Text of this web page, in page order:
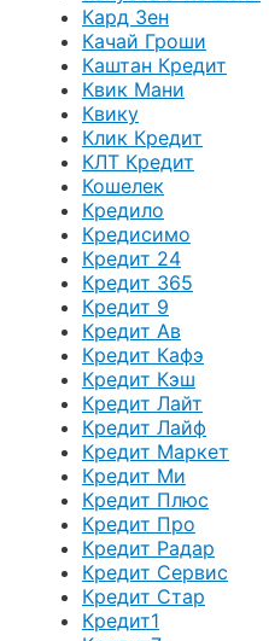
Кард Зен
Качай Гроши
Каштан Кредит
Квик Мани
Квику
Клик Кредит
КЛТ Кредит
Кошелек
Кредило
Кредисимо
Кредит 24
Кредит 365
Кредит 9
Кредит Ав
Кредит Кафэ
Кредит Кэш
Кредит Лайт
Кредит Лайф
Кредит Маркет
Кредит Ми
Кредит Плюс
Кредит Про
Кредит Радар
Кредит Сервис
Кредит Стар
Кредит1